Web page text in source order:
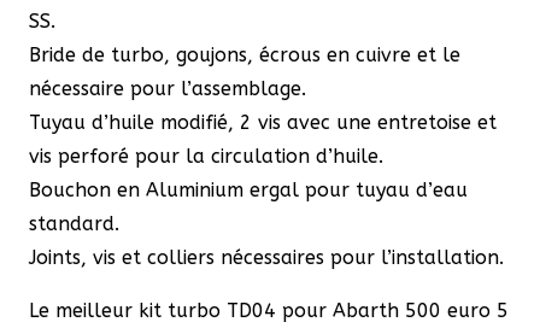
SS.
Bride de turbo, goujons, écrous en cuivre et le
nécessaire pour l’assemblage.
Tuyau d’huile modifié, 2 vis avec une entretoise et
vis perforé pour la circulation d’huile.
Bouchon en Aluminium ergal pour tuyau d’eau
standard.
Joints, vis et colliers nécessaires pour l’installation.
Le meilleur kit turbo TD04 pour Abarth 500 euro 5